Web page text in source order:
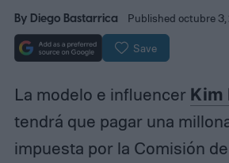
By Diego Bastarrica Published octubre
Save
La modelo e influencer Kim
tendrá que pagar una
impuesta por la Comisión